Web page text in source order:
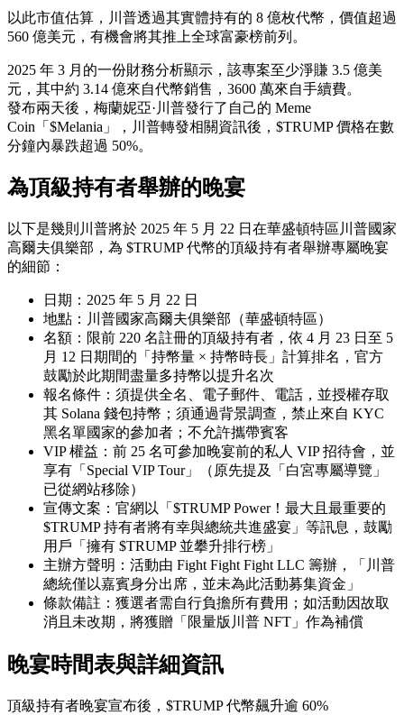
以此市值估算，川普透過其實體持有的 8 億枚代幣，價值超過
560 億美元，有機會將其推上全球富豪榜前列。
2025 年 3 月的一份財務分析顯示，該專案至少淨賺 3.5 億美
元，其中約 3.14 億來自代幣銷售，3600 萬來自手續費。
發布兩天後，梅蘭妮亞·川普發行了自己的 Meme
Coin「$Melania」，川普轉發相關資訊後，$TRUMP 價格在數
分鐘內暴跌超過 50%。
為頂級持有者舉辦的晚宴
以下是幾則川普將於 2025 年 5 月 22 日在華盛頓特區川普國家
高爾夫俱樂部，為 $TRUMP 代幣的頂級持有者舉辦專屬晚宴
的細節：
日期：2025 年 5 月 22 日
地點：川普國家高爾夫俱樂部（華盛頓特區）
名額：限前 220 名註冊的頂級持有者，依 4 月 23 日至 5
月 12 日期間的「持幣量 × 持幣時長」計算排名，官方
鼓勵於此期間盡量多持幣以提升名次
報名條件：須提供全名、電子郵件、電話，並授權存取
其 Solana 錢包持幣；須通過背景調查，禁止來自 KYC
黑名單國家的參加者；不允許攜帶賓客
VIP 權益：前 25 名可參加晚宴前的私人 VIP 招待會，並
享有「Special VIP Tour」（原先提及「白宮專屬導覽」
已從網站移除）
宣傳文案：官網以「$TRUMP Power！最大且最重要的
$TRUMP 持有者將有幸與總統共進盛宴」等訊息，鼓勵
用戶「擁有 $TRUMP 並攀升排行榜」
主辦方聲明：活動由 Fight Fight Fight LLC 籌辦，「川普
總統僅以嘉賓身分出席，並未為此活動募集資金」
條款備註：獲選者需自行負擔所有費用；如活動因故取
消且未改期，將獲贈「限量版川普 NFT」作為補償
晚宴時間表與詳細資訊
頂級持有者晚宴宣布後，$TRUMP 代幣飆升逾 60%